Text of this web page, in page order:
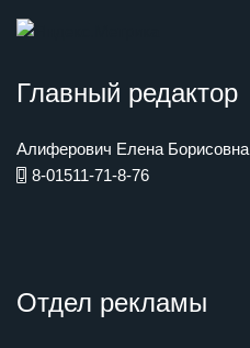
Главный редактор
Алиферович Елена Борисовна
8-01511-71-8-76
Отдел рекламы